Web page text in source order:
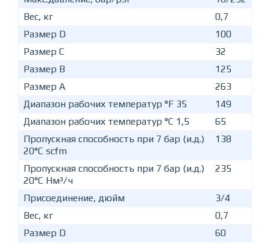
Вес, кг
0,7
Размер D
100
Размер C
32
Размер B
125
Размер A
263
Диапазон рабочих температур °F 35
149
Диапазон рабочих температур °C 1,5
65
Пропускная способность при 7 бар (и.д.)
20°C scfm
138
Пропускная способность при 7 бар (и.д.)
20°C Нм³/ч
235
Присоединение, дюйм
3/4
Вес, кг
0,7
Размер D
60